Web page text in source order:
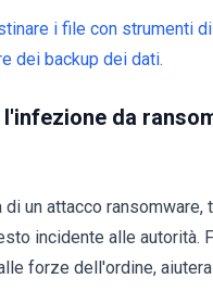
i file con strumenti
dei backup dei dati.
l'infezione da
un attacco ransomware,
incidente alle autorità.
forze dell'ordine,